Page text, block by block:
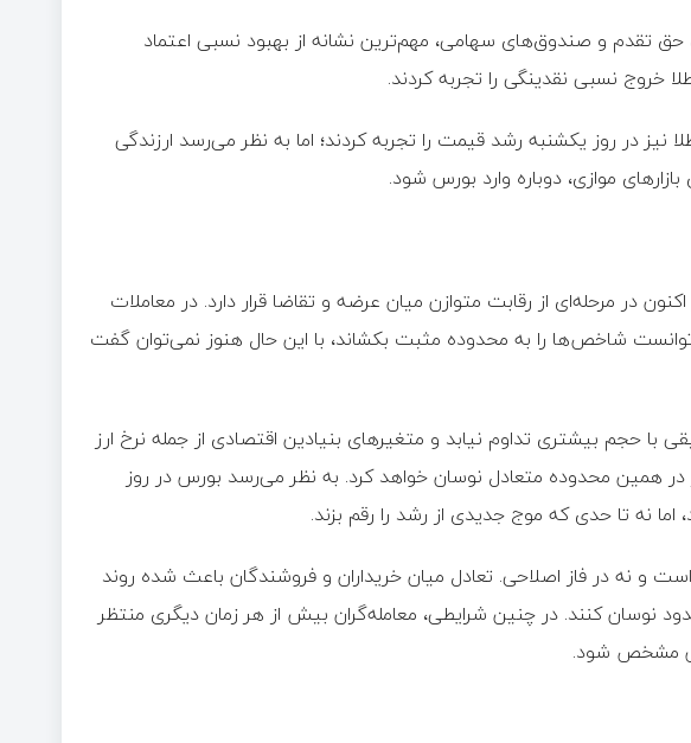
سهام، حق‌ تقدم و صندوق‌های سهامی، مهم‌ترین نشانه از بهبود نسبی اعتماد
خروج نسبی نقدینگی را تجربه کردند.
نیز در روز یکشنبه رشد قیمت را تجربه کردند؛ اما به نظر می‌رسد ارزندگی
موازی، دوباره وارد بورس شود.
در مرحله‌ای از رقابت متوازن میان عرضه و تقاضا قرار دارد. در معاملات
شاخص‌ها را به محدوده مثبت بکشاند، با این حال هنوز نمی‌توان گفت
با حجم بیشتری تداوم نیابد و متغیرهای بنیادین اقتصادی از جمله نرخ ارز
همین محدوده متعادل نوسان خواهد کرد. به نظر می‌رسد بورس در روز
اما نه تا حدی که موج جدیدی از رشد را رقم بزند.
و نه در فاز اصلاحی. تعادل میان خریداران و فروشندگان باعث شده روند
نوسان کنند. در چنین شرایطی، معامله‌گران بیش از هر زمان دیگری منتظر
مشخص شود.